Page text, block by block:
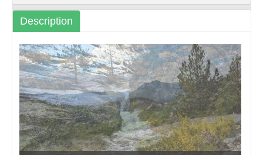
Mobile
Le blog
Pro
Description